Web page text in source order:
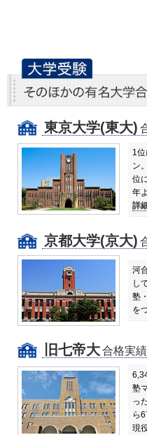
東京大学(東大)
1
ン
位
年
詳
京都大学(京大)
河
し
塾
を
旧七帝大合格実
塾
っ
ら
現